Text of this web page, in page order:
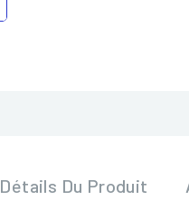
Détails Du Produit